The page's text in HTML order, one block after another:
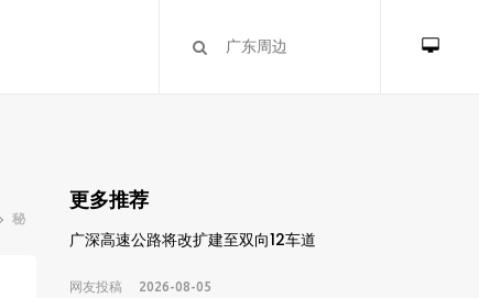
秘
更多推荐
广深高速公路将改扩建至双向12车道
网友投稿 2026-08-05